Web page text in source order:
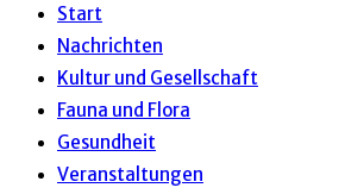
umschalten
Start
Nachrichten
Kultur und Gesellschaft
Fauna und Flora
Gesundheit
Veranstaltungen